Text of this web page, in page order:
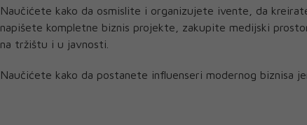
Naučićete kako da osmislite i organizujete ivente, da
napišete kompletne biznis projekte, zakupite medijski
na tržištu i u javnosti.
Naučićete kako da postanete influenseri modernog biznisa